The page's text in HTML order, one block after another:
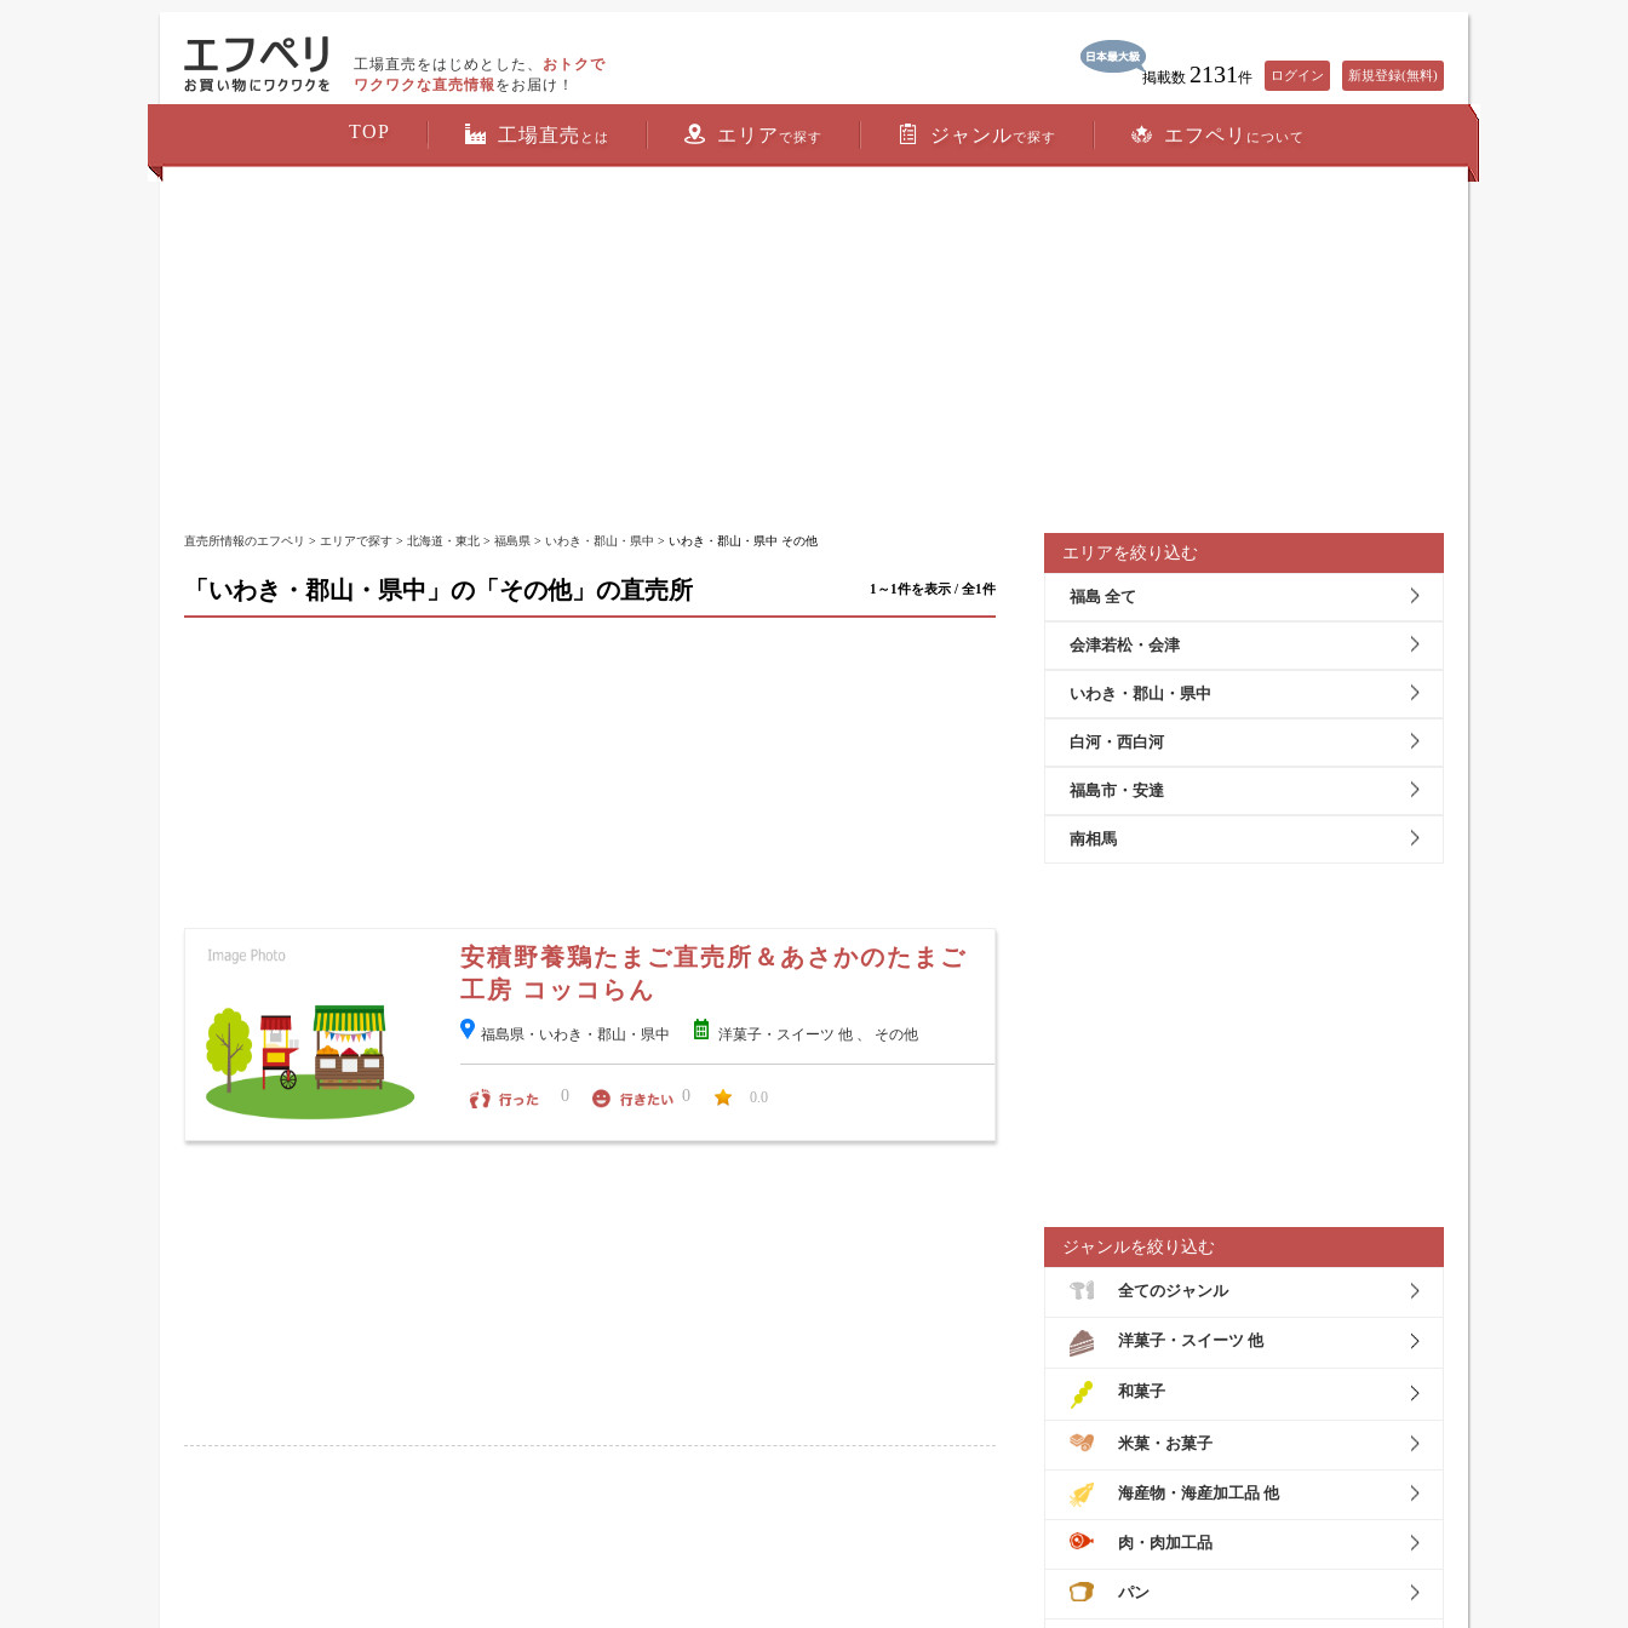
工場直売をはじめとした、 おトクで
ワクワクな直売情報 をお届け！ 掲載数 2131 件 ログイン 新規登録(無料)
TOP 工場直売 とは エリアで探す ジャンルで探す エフペリ について
直売所情報のエフペリ > エリアで探す > 北海道・東北 > 福島県 > いわき・郡山・県中 > いわき・郡山・県中 その他
「いわき・郡山・県中」の「その他」の直売所 1～1件を表示 / 全1件
安積野養鶏たまご直売所＆あさかのたまご
工房 コッコらん
福島県・いわき・郡山・県中 洋菓子・スイーツ 他 、 その他
0 0 0.0
エリアを絞り込む
福島 全て
会津若松・会津
いわき・郡山・県中
白河・西白河
福島市・安達
南相馬
ジャンルを絞り込む
全てのジャンル
洋菓子・スイーツ 他
和菓子
米菓・お菓子
海産物・海産加工品 他
肉・肉加工品
パン